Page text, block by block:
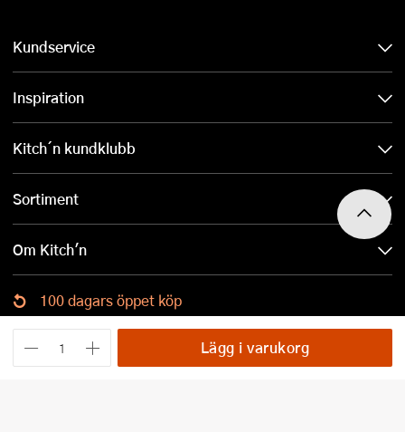
Lägg i varukorg
Kundservice
Inspiration
Kitch´n kundklubb
Sortiment
Om Kitch'n
100 dagars öppet köp
Ladda ned Kitch´n-appen